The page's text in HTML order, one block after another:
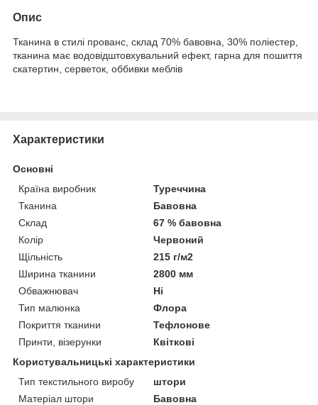
Опис
Тканина в стилі прованс, склад 70% бавовна, 30% поліестер,
тканина має водовідштовхувальний ефект, гарна для пошиття
скатертин, серветок, оббивки меблів
Характеристики
Основні
Країна виробник
Туреччина
Тканина
Бавовна
Склад
67 % бавовна
Колір
Червоний
Щільність
215 г/м2
Ширина тканини
2800 мм
Обважнювач
Ні
Тип малюнка
Флора
Покриття тканини
Тефлонове
Принти, візерунки
Квіткові
Користувальницькі характеристики
Тип текстильного виробу
штори
Матеріал штори
Бавовна